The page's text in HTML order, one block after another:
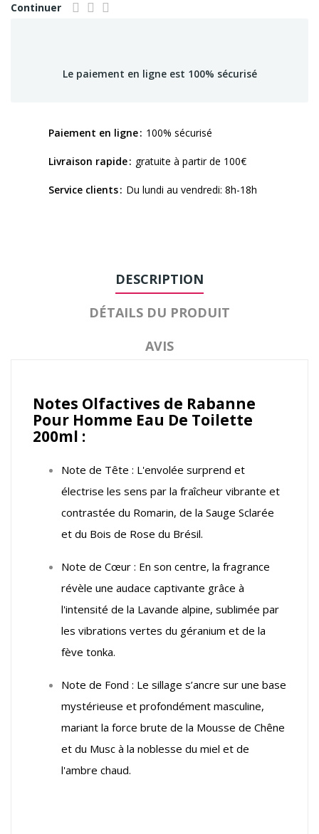
Continuer
Le paiement en ligne est 100% sécurisé
Paiement en ligne 100% sécurisé
Livraison rapide gratuite à partir de 100€
Service clients Du lundi au vendredi: 8h-18h
DESCRIPTION
DÉTAILS DU PRODUIT
AVIS
Notes Olfactives de Rabanne
Pour Homme Eau De Toilette
200ml :
Note de Tête : L'envolée surprend et
électrise les sens par la fraîcheur vibrante et
contrastée du Romarin, de la Sauge Sclarée
et du Bois de Rose du Brésil.
Note de Cœur : En son centre, la fragrance
révèle une audace captivante grâce à
l'intensité de la Lavande alpine, sublimée par
les vibrations vertes du géranium et de la
fève tonka.
Note de Fond : Le sillage s’ancre sur une base
mystérieuse et profondément masculine,
mariant la force brute de la Mousse de Chêne
et du Musc à la noblesse du miel et de
l'ambre chaud.